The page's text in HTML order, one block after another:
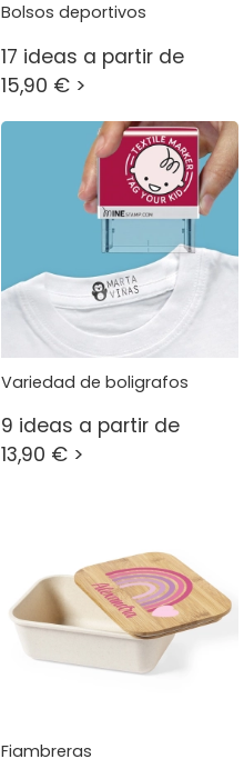
Bolsos deportivos
17 ideas a partir de
15,90 € >
Variedad de boligrafos
9 ideas a partir de
13,90 € >
Fiambreras